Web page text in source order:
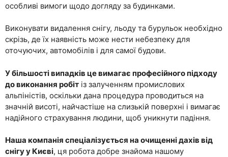
особливі вимоги щодо догляду за будинками.
Виконувати видалення снігу, льоду та бурульок необхідно
скрізь, де їх наявність може нести небезпеку для
оточуючих, автомобілів і для самої будови.
У більшості випадків це вимагає професійного підходу
до виконання робіт із залученням промислових
альпіністів, оскільки дана процедура проводиться на
значній висоті, найчастіше на слизькій поверхні і вимагає
надійного страхування людини, щоб уникнути падіння.
Наша компанія спеціалізується на очищенні дахів від
снігу у Києві, ця робота добре знайома нашому